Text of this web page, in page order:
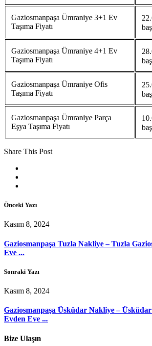
Gaziosmanpaşa Ümraniye 3+1 Ev
Taşıma Fiyatı
Gaziosmanpaşa Ümraniye 4+1 Ev
Taşıma Fiyatı
Gaziosmanpaşa Ümraniye Ofis
Taşıma Fiyatı
Gaziosmanpaşa Ümraniye Parça
Eşya Taşıma Fiyatı
Share This Post
Önceki Yazı
Kasım 8, 2024
Gaziosmanpaşa Tuzla Nakliye – Tuzla
Eve ...
Sonraki Yazı
Kasım 8, 2024
Gaziosmanpaşa Üsküdar Nakliye – Üsküdar
Evden Eve ...
Bize Ulaşın